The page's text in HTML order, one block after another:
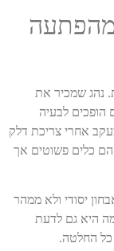
מהפתעה
נהג שמכיר את
הופכים לבעיה
אחרי צריכת דלק
הם כלים פשוטים אך
יסודי ולא ממהר
היא גם לדעת
כל החלטה.